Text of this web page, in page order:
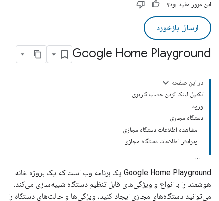
این مرور مفید بود؟
ارسال بازخورد
Google Home Playground
در این صفحه
تکمیل لینک کردن حساب کاربری
ورود
دستگاه مجازی
مشاهده اطلاعات دستگاه مجازی
ویرایش اطلاعات دستگاه مجازی
Google Home Playground یک برنامه وب است که یک پروژه خانه
هوشمند را با انواع و ویژگی‌های قابل تنظیم دستگاه شبیه‌سازی می‌کند.
می‌توانید دستگاه‌های مجازی ایجاد کنید، ویژگی‌ها و حالت‌های دستگاه را